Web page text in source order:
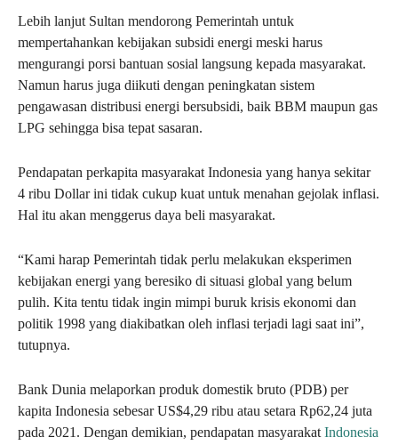
Lebih lanjut Sultan mendorong Pemerintah untuk
mempertahankan kebijakan subsidi energi meski harus
mengurangi porsi bantuan sosial langsung kepada masyarakat.
Namun harus juga diikuti dengan peningkatan sistem
pengawasan distribusi energi bersubsidi, baik BBM maupun gas
LPG sehingga bisa tepat sasaran.
Pendapatan perkapita masyarakat Indonesia yang hanya sekitar
4 ribu Dollar ini tidak cukup kuat untuk menahan gejolak inflasi.
Hal itu akan menggerus daya beli masyarakat.
“Kami harap Pemerintah tidak perlu melakukan eksperimen
kebijakan energi yang beresiko di situasi global yang belum
pulih. Kita tentu tidak ingin mimpi buruk krisis ekonomi dan
politik 1998 yang diakibatkan oleh inflasi terjadi lagi saat ini”,
tutupnya.
Bank Dunia melaporkan produk domestik bruto (PDB) per
kapita Indonesia sebesar US$4,29 ribu atau setara Rp62,24 juta
pada 2021. Dengan demikian, pendapatan masyarakat Indonesia